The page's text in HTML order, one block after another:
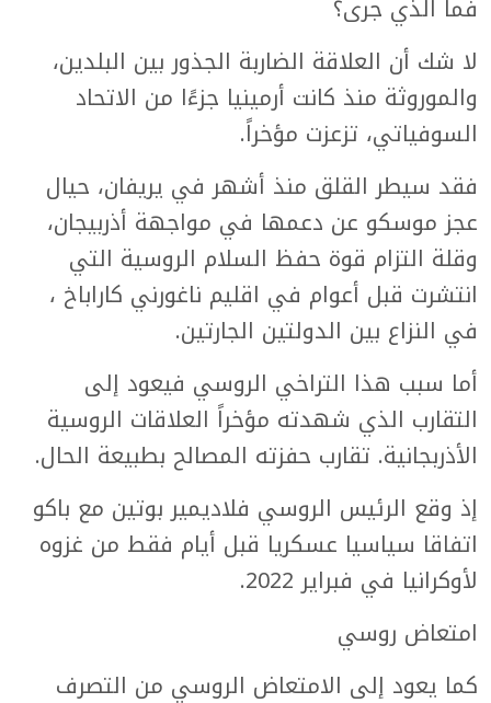
فما الذي جرى؟
لا شك أن العلاقة الضاربة الجذور بين البلدين،
والموروثة منذ كانت أرمينيا جزءًا من الاتحاد
السوفياتي، تزعزت مؤخراً.
فقد سيطر القلق منذ أشهر في يريفان، حيال
عجز موسكو عن دعمها في مواجهة أذربيجان،
وقلة التزام قوة حفظ السلام الروسية التي
انتشرت قبل أعوام في اقليم ناغورني كاراباخ ،
في النزاع بين الدولتين الجارتين.
أما سبب هذا التراخي الروسي فيعود إلى
التقارب الذي شهدته مؤخراً العلاقات الروسية
الأذربجانية. تقارب حفزته المصالح بطبيعة الحال.
إذ وقع الرئيس الروسي فلاديمير بوتين مع باكو
اتفاقا سياسيا عسكريا قبل أيام فقط من غزوه
لأوكرانيا في فبراير 2022.
امتعاض روسي
كما يعود إلى الامتعاض الروسي من التصرف